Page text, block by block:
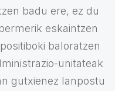
badu ere, ez du
eskaintzen
baloratzen
unitateak
gutxienez lanpostu